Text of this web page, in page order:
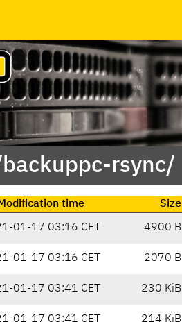
rsync/
time
Size
01-17 03:16 CET 4900 B
01-17 03:16 CET 2070 B
01-17 03:41 CET 230 KiB
01-17 03:41 CET 214 KiB